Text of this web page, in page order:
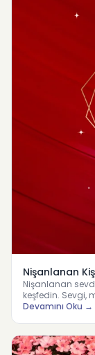
Nişanlanan
Nişanlanan
keşfedin. Sevgi,
Devamını Oku →